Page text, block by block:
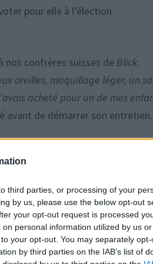
third parties, or processing of your
by us, please use the below opt-out
your opt-out request is processed
personal information utilized by us
your opt-out. You may separately
by third parties on the IAB’s list of
pour elle à l’élection
nos confrères suisses de Blick.
oreilles, maquillage léger, un
acheté pour un de mes
avant de démarrer son entretien.
d’obtempérer
deux documents àBlicksur
à partir d’une côte d’Adam
et surtout le besoin, de